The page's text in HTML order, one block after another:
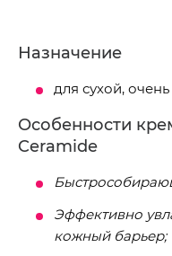
Назначение
для сухой,
Особенности
Ceramide
Эффективно
кожный барьер;